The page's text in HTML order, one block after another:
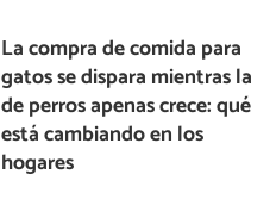
La compra de comida para
gatos se dispara mientras la
de perros apenas crece: qué
está cambiando en los
hogares